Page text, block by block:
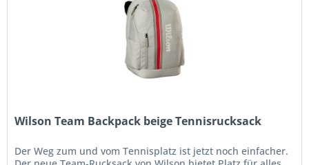
Wilson Team Backpack beige Tennisrucksack
Der Weg zum und vom Tennisplatz ist jetzt noch einfacher.